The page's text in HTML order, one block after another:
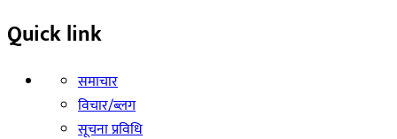
Quick link
समाचार
विचार/ब्लग
सूचना प्रविधि